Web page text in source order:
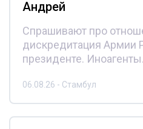
Андрей
Спрашивают про
дискредитация Армии
президенте. Иноагенты.
06.08.26 - Стамбул